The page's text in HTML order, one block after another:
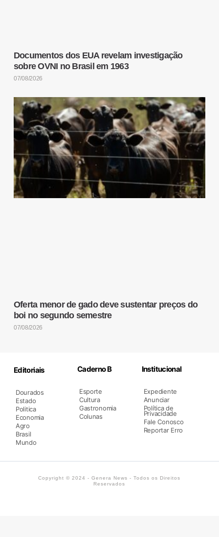
Documentos dos EUA revelam investigação
sobre OVNI no Brasil em 1963
07/08/2026
Oferta menor de gado deve sustentar preços do
boi no segundo semestre
07/08/2026
Editoriais
Dourados
Estado
Politica
Economia
Agro
Brasil
Mundo
Caderno B
Esporte
Cultura
Gastronomia
Colunas
Institucional
Expediente
Anunciar
Política de
Privacidade
Fale Conosco
Reportar Erro
Copyright © 2024 - Genera News - Todos os Direitos
Reservados